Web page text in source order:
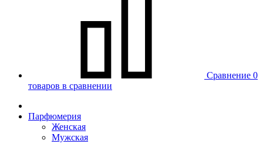
Сравнение 0
товаров в сравнении
Парфюмерия
Женская
Мужская